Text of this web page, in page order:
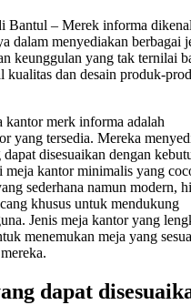
Bantul – Merek informa
dalam menyediakan berbagai
keunggulan yang tak ternilai
kualitas dan desain produk-
kantor merk informa adalah
yang tersedia. Mereka
disesuaikan dengan
kantor minimalis yang
sederhana namun modern,
khusus untuk mendukung
Jenis meja kantor yang
menemukan meja yang
dapat